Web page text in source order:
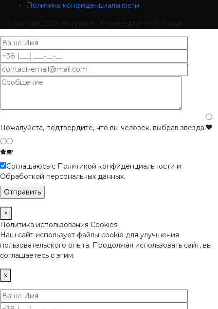
Политика конфиденциальности
Copyright 2026 Alchimica | Powered by KMK Group
Пожалуйста, подтвердите, что вы человек, выбрав звезда.
Соглашаюсь с Политикой конфиденциальности и
Обработкой персональных данных.
×
Политика использования Cookies
Наш сайт использует файлы cookie для улучшения
пользовательского опыта. Продолжая использовать сайт, вы
соглашаетесь с этим.
x